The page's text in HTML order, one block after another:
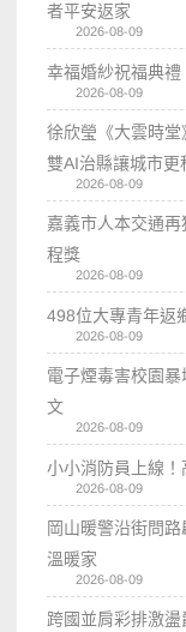
者平安返家
2026-08-09
幸福婚紗祝福典
2026-08-09
徐欣瑩《大雲時
雙AI治縣讓城市更
2026-08-09
嘉義市人本交通
程獎
2026-08-09
498位大專青年
2026-08-09
電子煙毒害校園
文
2026-08-09
小小消防員上線
2026-08-09
岡山暖警沿街問
溫暖家
2026-08-09
跨國並肩彩排激